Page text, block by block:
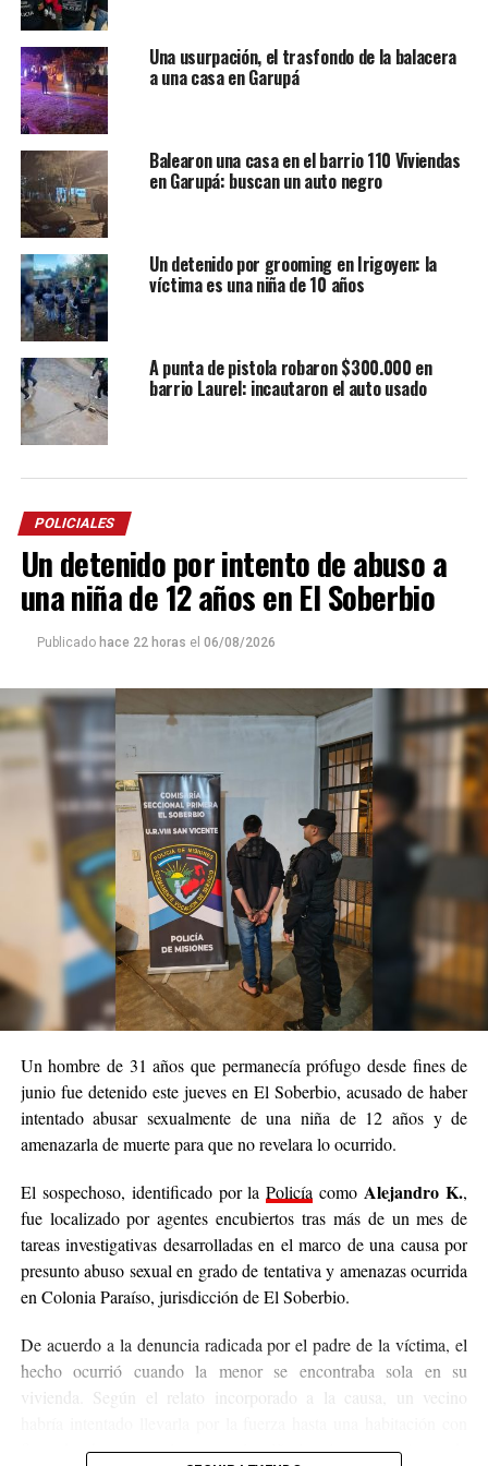
Una usurpación, el trasfondo de la balacera
a una casa en Garupá
Balearon una casa en el barrio 110 Viviendas
en Garupá: buscan un auto negro
Un detenido por grooming en Irigoyen: la
víctima es una niña de 10 años
A punta de pistola robaron $300.000 en
barrio Laurel: incautaron el auto usado
POLICIALES
Un detenido por intento de abuso a
una niña de 12 años en El Soberbio
Publicado hace 22 horas el 06/08/2026
Un hombre de 31 años que permanecía prófugo desde fines de
junio fue detenido este jueves en El Soberbio, acusado de haber
intentado abusar sexualmente de una niña de 12 años y de
amenazarla de muerte para que no revelara lo ocurrido.
El sospechoso, identificado por laPolicía comoAlejandro K.,
fue localizado por agentes encubiertos tras más de un mes de
tareas investigativas desarrolladas en el marco de una causa por
presunto abuso sexual en grado de tentativa y amenazas ocurrida
en Colonia Paraíso, jurisdicción de El Soberbio.
De acuerdo a la denuncia radicada por el padre de la víctima, el
hecho ocurrió cuando la menor se encontraba sola en su
vivienda. Según el relato incorporado a la causa, un vecino
fines de abuso sexual, aunque la niña logró escapar. Antes de